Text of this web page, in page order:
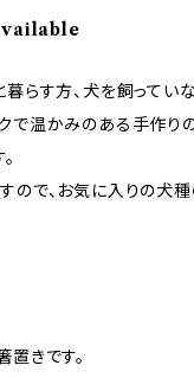
暮らす方、犬を飼ってい
で温かみのある手作り
ので、お気に入りの犬
きです。